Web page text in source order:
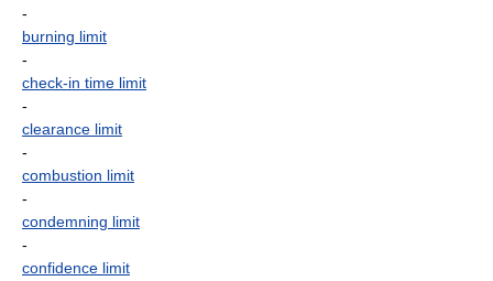
-
burning limit
-
check-in time limit
-
clearance limit
-
combustion limit
-
condemning limit
-
confidence limit